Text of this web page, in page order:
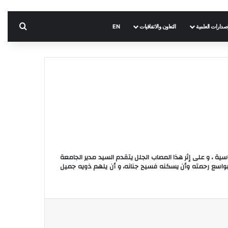
العلمية التعاون والاتفاقيات EN
و العلوم السياسية ، و على إثر هذا المصاب الجلل يتقدم السيد مدير الجامعة
راجيا من المولى عز و جل أن يتغمده بواسع رحمته وأن يسكنه فسيح جنانه، و أن يلهم ذويه جميل